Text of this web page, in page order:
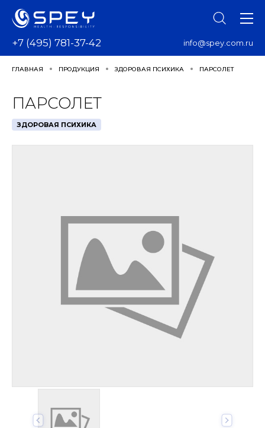
+7 (495) 781-37-42 info@spey.com.ru
ГЛАВНАЯ ПРОДУКЦИЯ ЗДОРОВАЯ ПСИХИКА ПАРСОЛЕТ
ПАРСОЛЕТ
ЗДОРОВАЯ ПСИХИКА